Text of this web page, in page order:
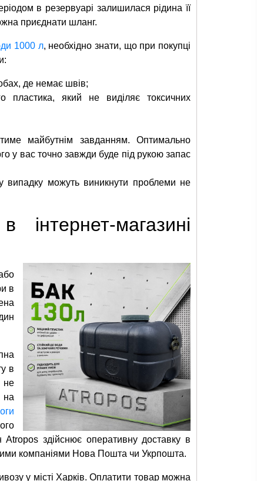
в резервуарі залишилася рідина її
приєднати шланг.
1000 л, необхідно знати, що при покупці
де немає швів;
пластика, який не виділяє токсичних
майбутнім завданням. Оптимально
у вас точно завжди буде під рукою запас
випадку можуть виникнути проблеми не
магазині
в
в
не
на
здійснює оперативну доставку в
компаніями Нова Пошта чи Укрпошта.
у місті Харків. Оплатити товар можна